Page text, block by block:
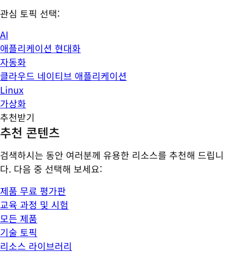
관심 토픽 선택:
AI
애플리케이션 현대화
자동화
클라우드 네이티브 애플리케이션
Linux
가상화
추천받기
추천 콘텐츠
검색하시는 동안 여러분께 유용한 리소스를 추천해 드립니
다. 다음 중 선택해 보세요:
제품 무료 평가판
교육 과정 및 시험
모든 제품
기술 토픽
리소스 라이브러리